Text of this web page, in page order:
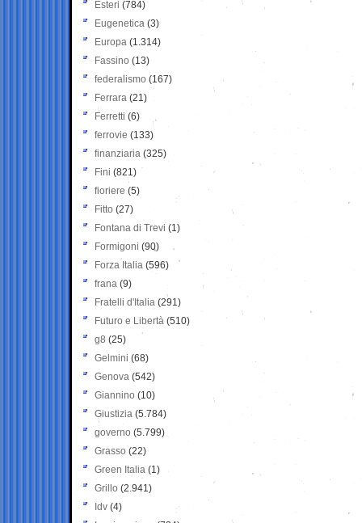
Esteri (784)
Eugenetica (3)
Europa (1.314)
Fassino (13)
federalismo (167)
Ferrara (21)
Ferretti (6)
ferrovie (133)
finanziaria (325)
Fini (821)
fioriere (5)
Fitto (27)
Fontana di Trevi (1)
Formigoni (90)
Forza Italia (596)
frana (9)
Fratelli d'Italia (291)
Futuro e Libertà (510)
g8 (25)
Gelmini (68)
Genova (542)
Giannino (10)
Giustizia (5.784)
governo (5.799)
Grasso (22)
Green Italia (1)
Grillo (2.941)
Idv (4)